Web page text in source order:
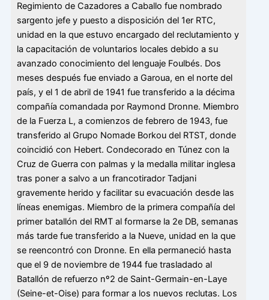
Regimiento de Cazadores a Caballo fue nombrado
sargento jefe y puesto a disposición del 1er RTC,
unidad en la que estuvo encargado del reclutamiento y
la capacitación de voluntarios locales debido a su
avanzado conocimiento del lenguaje Foulbés. Dos
meses después fue enviado a Garoua, en el norte del
país, y el 1 de abril de 1941 fue transferido a la décima
compañía comandada por Raymond Dronne. Miembro
de la Fuerza L, a comienzos de febrero de 1943, fue
transferido al Grupo Nomade Borkou del RTST, donde
coincidió con Hebert. Condecorado en Túnez con la
Cruz de Guerra con palmas y la medalla militar inglesa
tras poner a salvo a un francotirador Tadjani
gravemente herido y facilitar su evacuación desde las
líneas enemigas. Miembro de la primera compañía del
primer batallón del RMT al formarse la 2e DB, semanas
más tarde fue transferido a la Nueve, unidad en la que
se reencontró con Dronne. En ella permaneció hasta
que el 9 de noviembre de 1944 fue trasladado al
Batallón de refuerzo nº2 de Saint-Germain-en-Laye
(Seine-et-Oise) para formar a los nuevos reclutas. Los